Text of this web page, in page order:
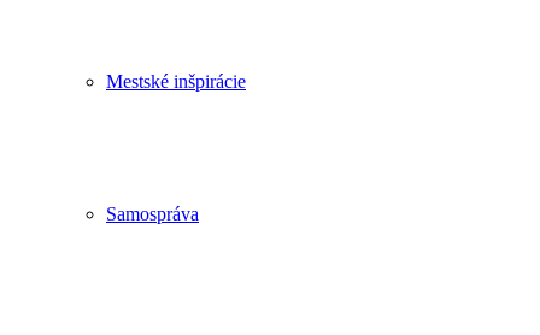
Mestské inšpirácie
Samospráva